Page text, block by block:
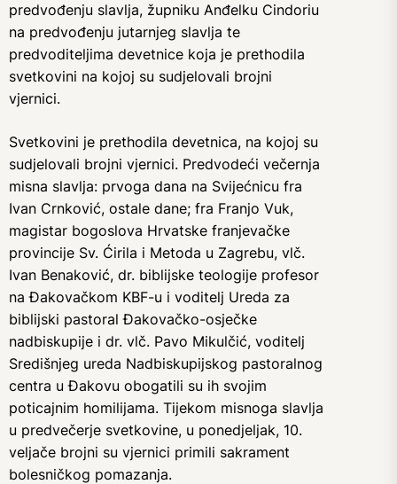
predvođenju slavlja, župniku Anđelku Cindoriu
na predvođenju jutarnjeg slavlja te
predvoditeljima devetnice koja je prethodila
svetkovini na kojoj su sudjelovali brojni
vjernici.
Svetkovini je prethodila devetnica, na kojoj su
sudjelovali brojni vjernici. Predvodeći večernja
misna slavlja: prvoga dana na Svijećnicu fra
Ivan Crnković, ostale dane; fra Franjo Vuk,
magistar bogoslova Hrvatske franjevačke
provincije Sv. Ćirila i Metoda u Zagrebu, vlč.
Ivan Benaković, dr. biblijske teologije profesor
na Đakovačkom KBF-u i voditelj Ureda za
biblijski pastoral Đakovačko-osječke
nadbiskupije i dr. vlč. Pavo Mikulčić, voditelj
Središnjeg ureda Nadbiskupijskog pastoralnog
centra u Đakovu obogatili su ih svojim
poticajnim homilijama. Tijekom misnoga slavlja
u predvečerje svetkovine, u ponedjeljak, 10.
veljače brojni su vjernici primili sakrament
bolesničkog pomazanja.